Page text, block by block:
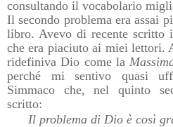
consultando il vocabolario
Il secondo problema era assai
libro. Avevo di recente scritto
che era piaciuto ai miei lettori.
ridefiniva Dio come la
perché mi sentivo quasi
Simmaco che, nel quinto
scritto:
Il problema di Dio è così